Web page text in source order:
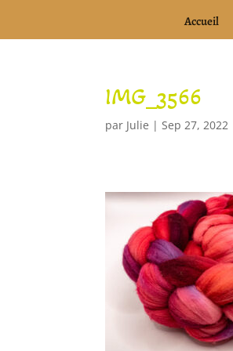
Accueil
IMG_3566
par Julie |Sep 27, 2022